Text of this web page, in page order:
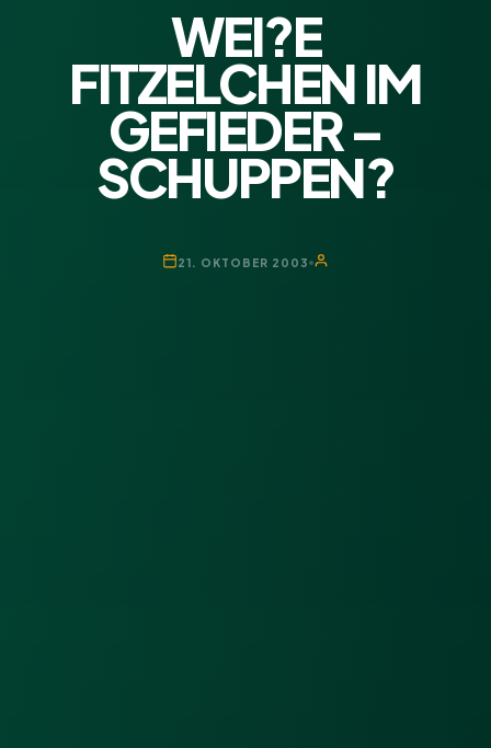
WEI?E
FITZELCHEN IM
GEFIEDER –
SCHUPPEN?
21. OKTOBER 2003